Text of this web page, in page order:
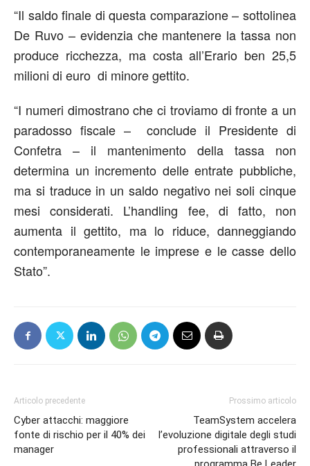
“Il saldo finale di questa comparazione – sottolinea
De Ruvo – evidenzia che mantenere la tassa non
produce ricchezza, ma costa all’Erario ben 25,5
milioni di euro di minore gettito.
“I numeri dimostrano che ci troviamo di fronte a un
paradosso fiscale – conclude il Presidente di
Confetra – il mantenimento della tassa non
determina un incremento delle entrate pubbliche,
ma si traduce in un saldo negativo nei soli cinque
mesi considerati. L’handling fee, di fatto, non
aumenta il gettito, ma lo riduce, danneggiando
contemporaneamente le imprese e le casse dello
Stato”.
Articolo precedente
Cyber attacchi: maggiore
fonte di rischio per il 40% dei
manager
Prossimo articolo
TeamSystem accelera
l’evoluzione digitale degli studi
professionali attraverso il